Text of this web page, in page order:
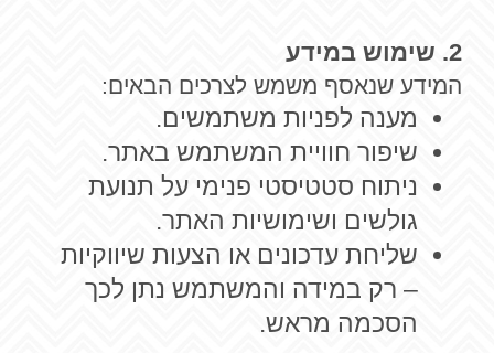
2. שימוש במידע
המידע שנאסף משמש לצרכים הבאים:
מענה לפניות משתמשים.
שיפור חוויית המשתמש באתר.
ניתוח סטטיסטי פנימי על תנועת
גולשים ושימושיות האתר.
שליחת עדכונים או הצעות שיווקיות
– רק במידה והמשתמש נתן לכך
הסכמה מראש.